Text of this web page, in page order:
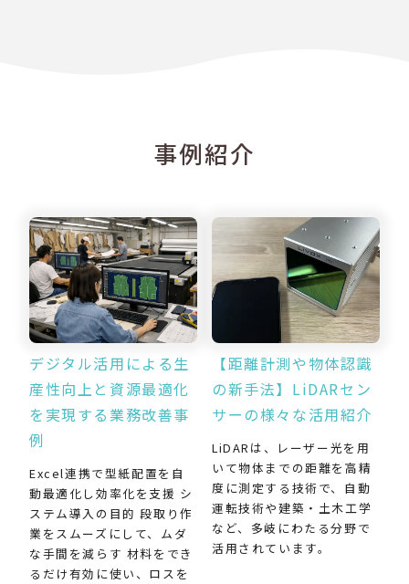
事例紹介
デジタル活用による生
産性向上と資源最適化
を実現する業務改善事
例
Excel連携で型紙配置を自
動最適化し効率化を支援 シ
ステム導入の目的 段取り作
業をスムーズにして、ムダ
な手間を減らす 材料をでき
るだけ有効に使い、ロスを
【距離計測や物体認識
の新手法】LiDARセン
サーの様々な活用紹介
LiDARは、レーザー光を用
いて物体までの距離を高精
度に測定する技術で、自動
運転技術や建築・土木工学
など、多岐にわたる分野で
活用されています。